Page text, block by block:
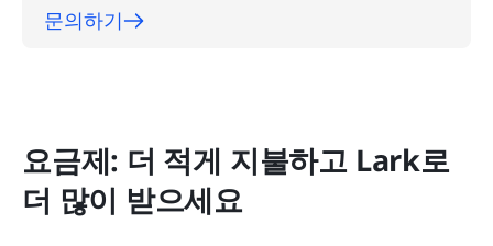
문의하기
요금제: 더 적게 지불하고 Lark로
더 많이 받으세요